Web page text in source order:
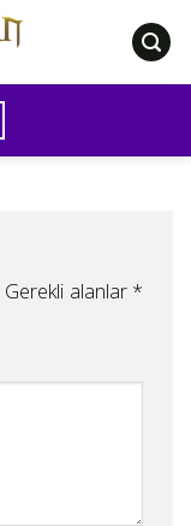
Gerekli alanlar *